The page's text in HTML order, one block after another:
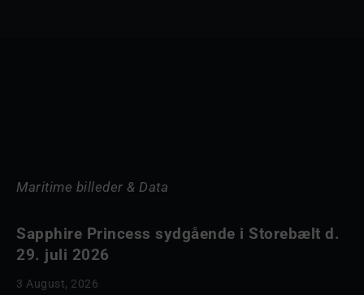
Maritime billeder & Data
Sapphire Princess sydgående i Storebælt d.
29. juli 2026
3 August, 2026